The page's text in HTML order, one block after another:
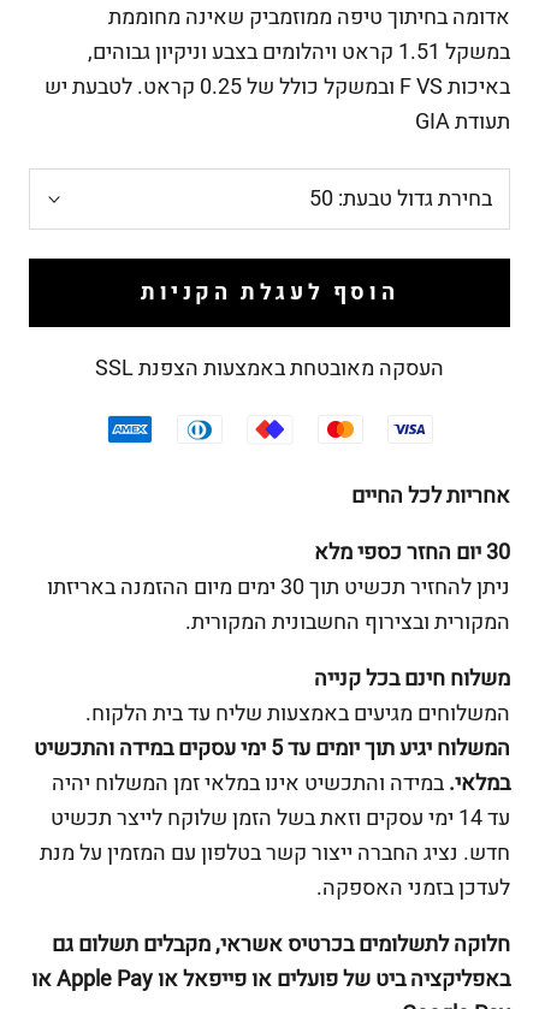
אדומה בחיתוך טיפה ממוזמביק שאינה מחוממת
במשקל 1.51 קראט ויהלומים בצבע וניקיון גבוהים,
באיכות F VS ובמשקל כולל של
0.25 קראט. לטבעת יש
תעודת GIA
בחירת גדול טבעת: 50
הוסף לעגלת הקניות
העסקה מאובטחת באמצעות הצפנת SSL
אחריות לכל החיים
30 יום החזר כספי מלא
ניתן להחזיר תכשיט תוך 30 ימים מיום ההזמנה באריזתו
המקורית ובצירוף החשבונית המקורית.
משלוח חינם בכל קנייה
המשלוחים מגיעים באמצעות שליח עד בית הלקוח.
המשלוח יגיע תוך יומים עד 5 ימי עסקים במידה והתכשיט
במלאי.במידה והתכשיט אינו במלאי זמן המשלוח יהיה
עד 14 ימי עסקים וזאת בשל הזמן שלוקח לייצר תכשיט
חדש. נציג החברה ייצור קשר בטלפון עם המזמין על מנת
לעדכן בזמני האספקה.
חלוקה לתשלומים בכרטיס אשראי, מקבלים תשלום גם
באפליקציה ביט של פועלים או פייפאל או Apple Pay או